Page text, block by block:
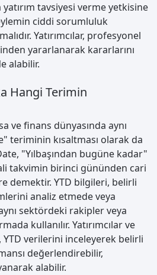
tavsiyesi verme yetkisine
ciddi sorumluluk
Yatırımcılar, profesyonel
yararlanarak kararlarını
alabilir.
Hangi Terimin
ve finans dünyasında aynı
teriminin kısaltması olarak da
"Yılbaşından bugüne kadar"
takvimin birinci gününden cari
demektir. YTD bilgileri, belirli
analiz etmede veya
sektördeki rakipler veya
kullanılır. Yatırımcılar ve
verilerini inceleyerek belirli
değerlendirebilir,
alabilir.